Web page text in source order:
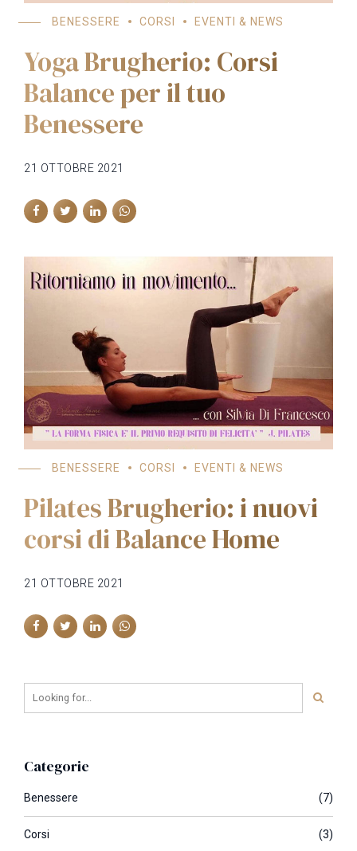
BENESSERE CORSI EVENTI & NEWS
Yoga Brugherio: Corsi
Balance per il tuo
Benessere
21 OTTOBRE 2021
BENESSERE CORSI EVENTI & NEWS
Pilates Brugherio: i nuovi
corsi di Balance Home
21 OTTOBRE 2021
Categorie
Benessere (7)
Corsi (3)